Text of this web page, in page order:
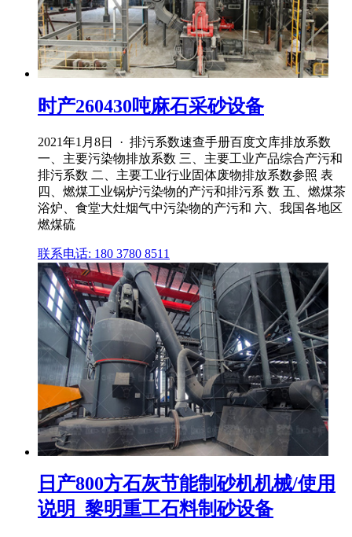
时产260430吨麻石采砂设备
2021年1月8日 · 排污系数速查手册百度文库排放系数
一、主要污染物排放系数 三、主要工业产品综合产污和
排污系数 二、主要工业行业固体废物排放系数参照 表
四、燃煤工业锅炉污染物的产污和排污系 数 五、燃煤茶
浴炉、食堂大灶烟气中污染物的产污和 六、我国各地区
燃煤硫
联系电话: 180 3780 8511
日产800方石灰节能制砂机机械/使用
说明_黎明重工石料制砂设备